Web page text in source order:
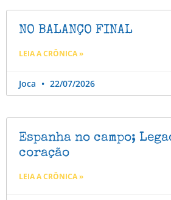
NO BALANÇO FINAL
LEIA A CRÔNICA »
Joca 22/07/2026
Espanha no campo;
coração
LEIA A CRÔNICA »